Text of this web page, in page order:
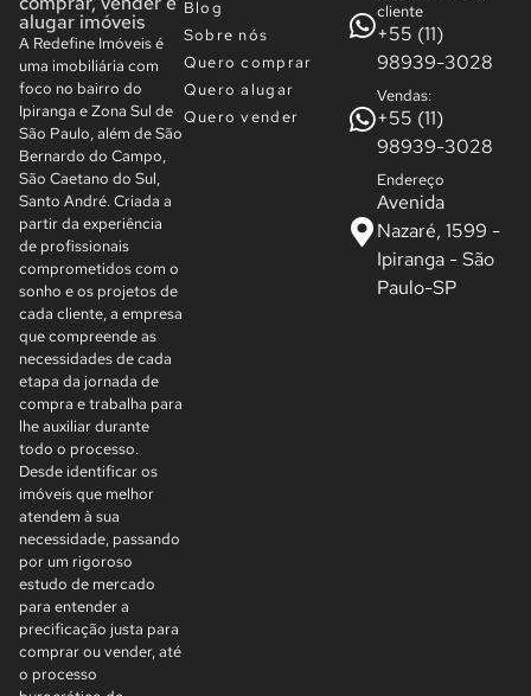
alugar imóveis
A Redefine Imóveis é
uma imobiliária com
foco no bairro do
Ipiranga e Zona Sul de
São Paulo, além de São
Bernardo do Campo,
São Caetano do Sul,
Santo André. Criada a
partir da experiência
de profissionais
comprometidos com o
sonho e os projetos de
cada cliente, a empresa
que compreende as
necessidades de cada
etapa da jornada de
compra e trabalha para
lhe auxiliar durante
todo o processo.
Desde identificar os
imóveis que melhor
atendem à sua
necessidade, passando
por um rigoroso
estudo de mercado
para entender a
precificação justa para
comprar ou vender, até
o processo
Blog
Sobre nós
Quero comprar
Quero alugar
Quero vender
cliente
+55 (11)
98939-3028
Vendas:
+55 (11)
98939-3028
Endereço
Avenida
Nazaré, 1599 -
Ipiranga - São
Paulo-SP